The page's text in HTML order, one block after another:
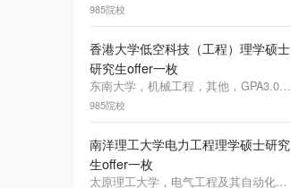
985院校
香港大学低空科技（工程）理学硕士
研究生offer一枚
东南大学，机械工程，其他，GPA3.06，雅思6.5
985院校
南洋理工大学电力工程理学硕士研究
生offer一枚
太原理工大学，电气工程及其自动化，其他，GPA3.87，雅思6.0